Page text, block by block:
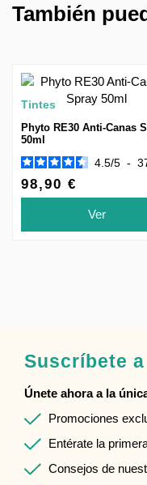
También
Tintes
Phyto RE30 Anti-Canas
50ml
4.5/5 -
98,90 €
Ver
Suscríbete
Únete ahora a la
Promociones
Entérate la
Consejos de